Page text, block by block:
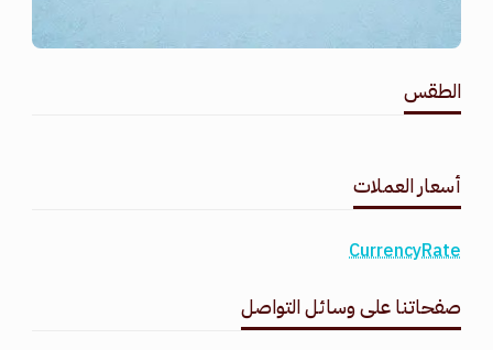
الطقس
أسعار العملات
CurrencyRate
صفحاتنا على وسائل التواصل